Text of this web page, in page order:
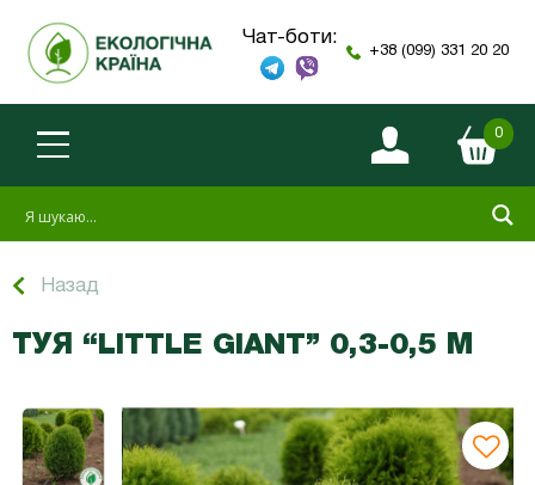
Чат-боти:
+38 (099) 331 20 20
0
Назад
ТУЯ “LITTLE GIANT” 0,3-0,5 М